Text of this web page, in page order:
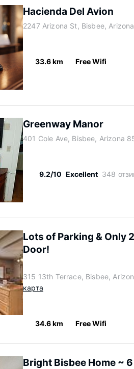
Hacienda Del Avion
2247 Arizona St, Bisbee,
33.6 km Free Wifi
Greenway Manor
401 Cole Ave, Bisbee, Arizona
9.2/10 Excellent 348
Lots of Parking & Only
Door!
315 13th Terrace, Bisbee,
карта
34.6 km Free Wifi
Bright Bisbee Home ~